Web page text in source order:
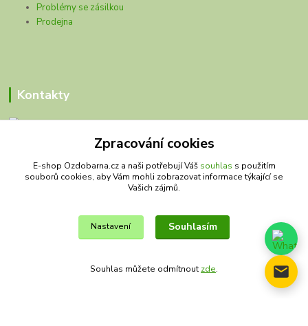
Problémy se zásilkou
Prodejna
Kontakty
Kristýna Matějková
olivymatej@seznam.cz
Zpracování cookies
E-shop Ozdobarna.cz a naši potřebují Váš souhlas s použitím
souborů cookies, aby Vám mohli zobrazovat informace týkající se
Vašich zájmů.
Nastavení Souhlasím
Souhlas můžete odmítnout zde.